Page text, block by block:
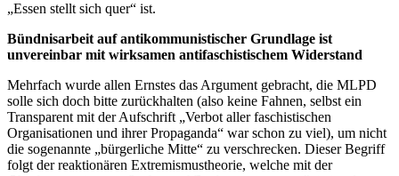
„Essen stellt sich quer“ ist.
Bündnisarbeit auf antikommunistischer Grundlage ist
unvereinbar mit wirksamen antifaschistischem Widerstand
Mehrfach wurde allen Ernstes das Argument gebracht, die MLPD
solle sich doch bitte zurückhalten (also keine Fahnen, selbst ein
Transparent mit der Aufschrift „Verbot aller faschistischen
Organisationen und ihrer Propaganda“ war schon zu viel), um nicht
die sogenannte „bürgerliche Mitte“ zu verschrecken. Dieser Begriff
folgt der reaktionären Extremismustheorie, welche mit der